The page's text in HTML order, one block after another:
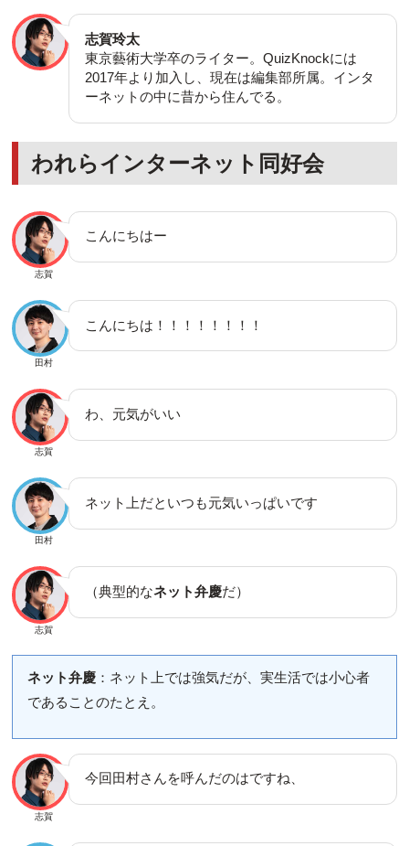
志賀玲太
東京藝術大学卒のライター。QuizKnockには
2017年より加入し、現在は編集部所属。インタ
ーネットの中に昔から住んでる。
われらインターネット同好会
志賀
こんにちはー
田村
こんにちは！！！！！！！！
志賀
わ、元気がいい
田村
ネット上だといつも元気いっぱいです
志賀
（典型的なネット弁慶だ）
ネット弁慶：ネット上では強気だが、実生活では小心者
であることのたとえ。
志賀
今回田村さんを呼んだのはですね、